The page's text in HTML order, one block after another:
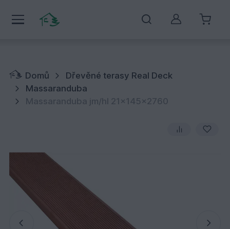
Můj účet
Domů
Dřevěné terasy Real Deck
Massaranduba
Massaranduba jm/hl 21x145x2760